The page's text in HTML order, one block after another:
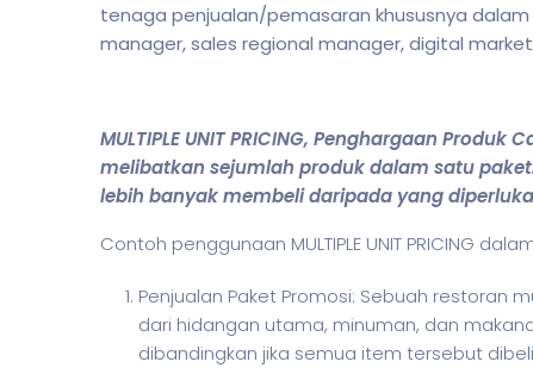
tenaga penjualan/pemasaran khususnya
manager, sales regional manager, digital
MULTIPLE UNIT PRICING, Penghargaan
melibatkan sejumlah produk dalam satu
lebih banyak membeli daripada yang
Contoh penggunaan MULTIPLE UNIT PRICING
Penjualan Paket Promosi: Sebuah restoran
dari hidangan utama, minuman, dan
dibandingkan jika semua item tersebut